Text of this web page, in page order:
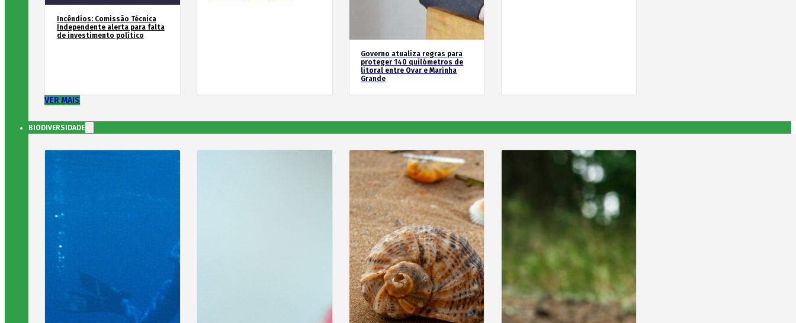
Incêndios: Comissão Técnica
Independente alerta para falta
de investimento político
Governo atualiza regras para
proteger 140 quilómetros de
litoral entre Ovar e Marinha
Grande
VER MAIS
BIODIVERSIDADE